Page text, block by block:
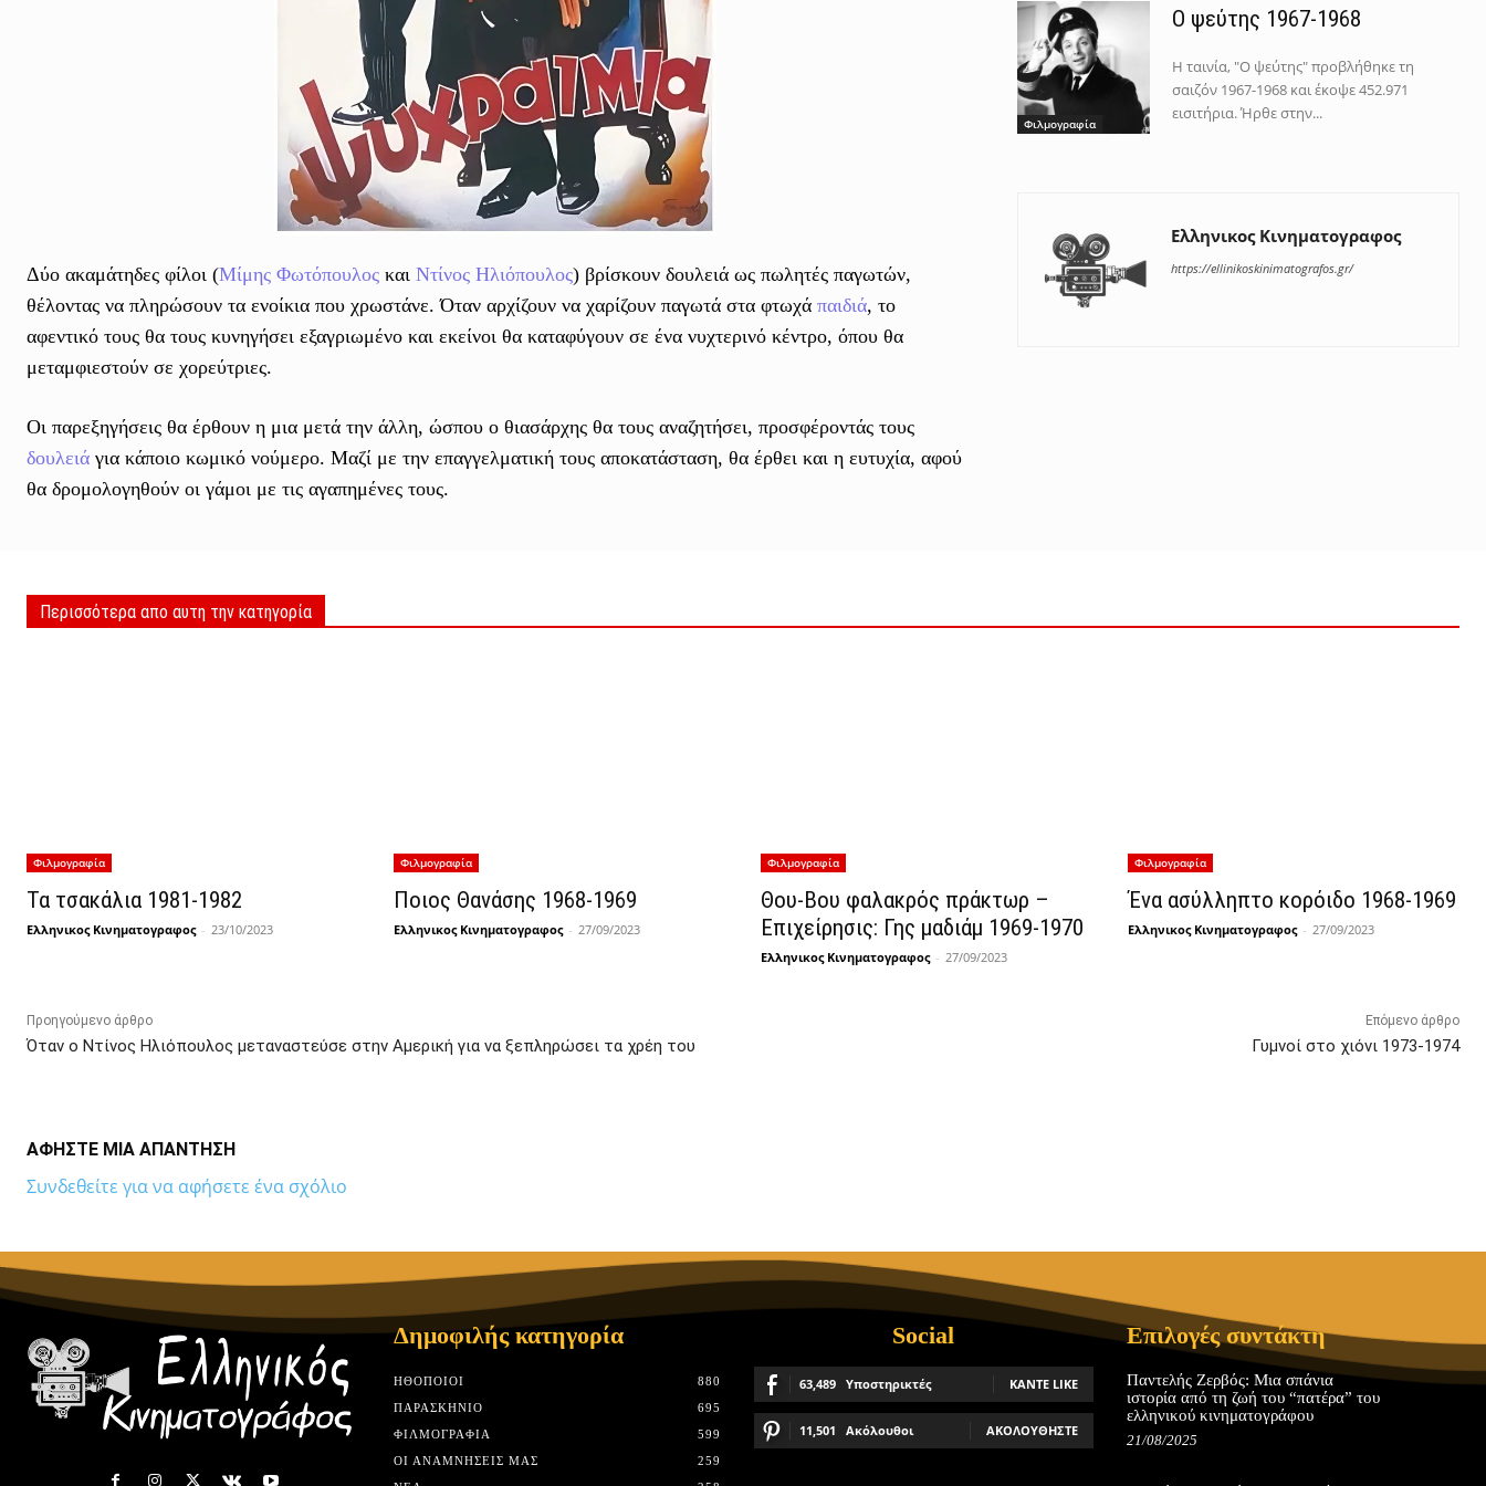
Δύο ακαμάτηδες φίλοι (Μίμης Φωτόπουλος και Ντίνος Ηλιόπουλος) βρίσκουν δουλειά ως πωλητές παγωτών,
θέλοντας να πληρώσουν τα ενοίκια που χρωστάνε. Όταν αρχίζουν να χαρίζουν παγωτά στα φτωχά παιδιά, το
αφεντικό τους θα τους κυνηγήσει εξαγριωμένο και εκείνοι θα καταφύγουν σε ένα νυχτερινό κέντρο, όπου θα
μεταμφιεστούν σε χορεύτριες.
Οι παρεξηγήσεις θα έρθουν η μια μετά την άλλη, ώσπου ο θιασάρχης θα τους αναζητήσει, προσφέροντάς τους
δουλειά για κάποιο κωμικό νούμερο. Μαζί με την επαγγελματική τους αποκατάσταση, θα έρθει και η ευτυχία, αφού
θα δρομολογηθούν οι γάμοι με τις αγαπημένες τους.
Φιλμογραφία
Ο ψεύτης 1967-1968
Η ταινία, "Ο ψεύτης" προβλήθηκε τη
σαιζόν 1967-1968 και έκοψε 452.971
εισιτήρια. Ήρθε στην...
Ελληνικος Κινηματογραφος
https://ellinikoskinimatografos.gr/
Περισσότερα απο αυτη την κατηγορία
Φιλμογραφία
Τα τσακάλια 1981-1982
Ελληνικος Κινηματογραφος - 23/10/2023
Φιλμογραφία
Ποιος Θανάσης 1968-1969
Ελληνικος Κινηματογραφος - 27/09/2023
Φιλμογραφία
Θου-Βου φαλακρός πράκτωρ –
Επιχείρησις: Γης μαδιάμ 1969-1970
Ελληνικος Κινηματογραφος - 27/09/2023
Φιλμογραφία
Ένα ασύλληπτο κορόιδο 1968-1969
Ελληνικος Κινηματογραφος - 27/09/2023
Προηγούμενο άρθρο
Όταν ο Ντίνος Ηλιόπουλος μεταναστεύσε στην Αμερική για να ξεπληρώσει τα χρέη του
Επόμενο άρθρο
Γυμνοί στο χιόνι 1973-1974
ΑΦΗΣΤΕ ΜΙΑ ΑΠΑΝΤΗΣΗ
Συνδεθείτε για να αφήσετε ένα σχόλιο
Δημοφιλής κατηγορία
HΘΟΠΟΙΟΊ
880
ΠΑΡΑΣΚΉΝΙΟ
695
ΦΙΛΜΟΓΡΑΦΊΑ
599
ΟΙ ΑΝΑΜΝΉΣΕΙΣ ΜΑΣ
259
Social
63,489 Υποστηρικτές ΚΆΝΤΕ LIKE
11,501 Ακόλουθοι ΑΚΟΛΟΥΘΉΣΤΕ
Επιλογές συντάκτη
Παντελής Ζερβός: Μια σπάνια
ιστορία από τη ζωή του “πατέρα” του
ελληνικού κινηματογράφου
21/08/2025